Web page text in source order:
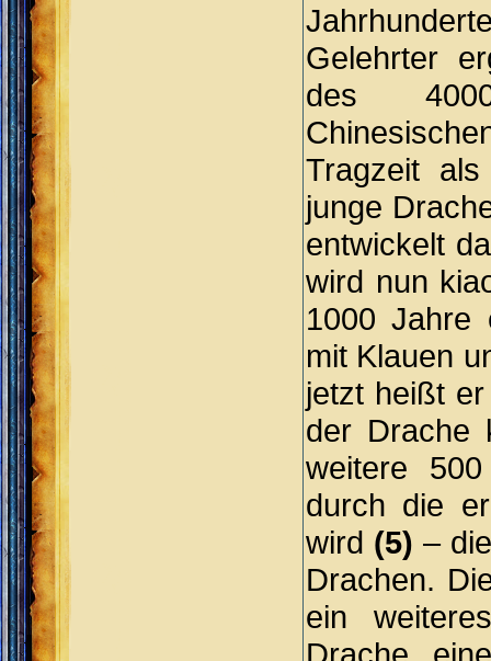
Gelehrter
des
Tragzeit
junge
entwickelt
wird nun
1000 Jahre
mit Klauen
jetzt heißt
der Drache
weitere
durch die
wird (5) –
Drachen.
ein
Drache